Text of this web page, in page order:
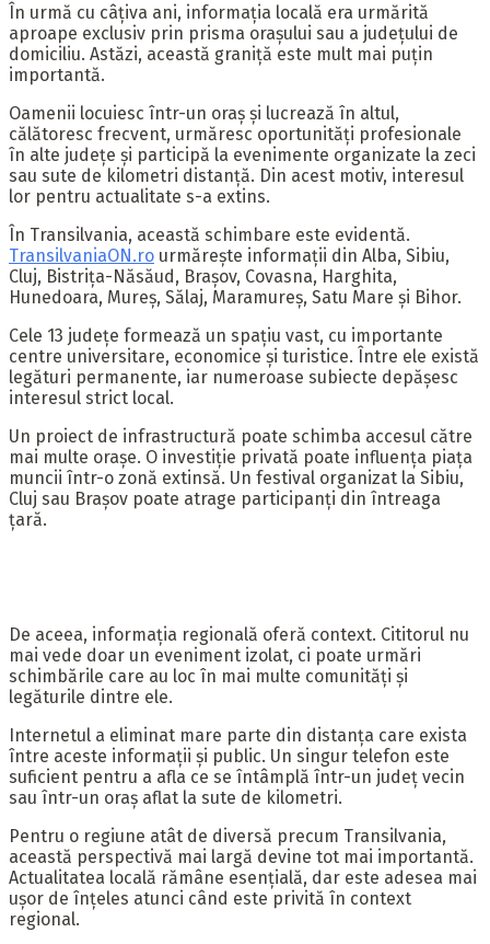
În urmă cu câțiva ani, informația locală era urmărită
aproape exclusiv prin prisma orașului sau a județului de
domiciliu. Astăzi, această graniță este mult mai puțin
importantă.
Oamenii locuiesc într-un oraș și lucrează în altul,
călătoresc frecvent, urmăresc oportunități profesionale
în alte județe și participă la evenimente organizate la zeci
sau sute de kilometri distanță. Din acest motiv, interesul
lor pentru actualitate s-a extins.
În Transilvania, această schimbare este evidentă.
TransilvaniaON.ro urmărește informații din Alba, Sibiu,
Cluj, Bistrița-Năsăud, Brașov, Covasna, Harghita,
Hunedoara, Mureș, Sălaj, Maramureș, Satu Mare și Bihor.
Cele 13 județe formează un spațiu vast, cu importante
centre universitare, economice și turistice. Între ele există
legături permanente, iar numeroase subiecte depășesc
interesul strict local.
Un proiect de infrastructură poate schimba accesul către
mai multe orașe. O investiție privată poate influența piața
muncii într-o zonă extinsă. Un festival organizat la Sibiu,
Cluj sau Brașov poate atrage participanți din întreaga
țară.
De aceea, informația regională oferă context. Cititorul nu
mai vede doar un eveniment izolat, ci poate urmări
schimbările care au loc în mai multe comunități și
legăturile dintre ele.
Internetul a eliminat mare parte din distanța care exista
între aceste informații și public. Un singur telefon este
suficient pentru a afla ce se întâmplă într-un județ vecin
sau într-un oraș aflat la sute de kilometri.
Pentru o regiune atât de diversă precum Transilvania,
această perspectivă mai largă devine tot mai importantă.
Actualitatea locală rămâne esențială, dar este adesea mai
ușor de înțeles atunci când este privită în context
regional.